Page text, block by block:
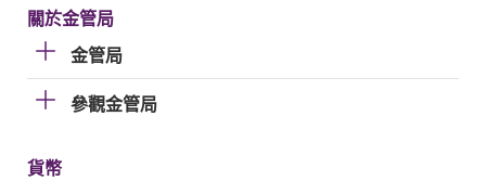
關於金管局
金管局
參觀金管局
貨幣